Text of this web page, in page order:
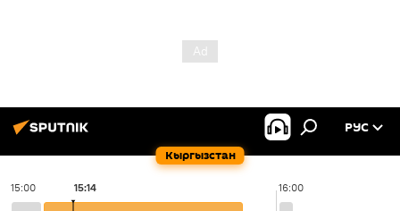
Кыргызстан
РУС
15:00 16:00
15:14